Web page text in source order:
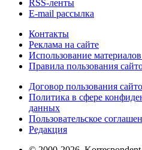
RSS-ленты
E-mail рассылка
Контакты
Реклама на сайте
Использование
Правила пользования
Договор пользования
Политика в сфере
данных
Пользовательское
Редакция